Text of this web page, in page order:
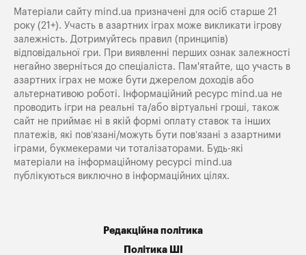
Матеріали сайту mind.ua призначені для осіб старше 21
року (21+). Участь в азартних іграх може викликати ігрову
залежність. Дотримуйтесь правил (принципів)
відповідальної гри. При виявленні перших ознак залежності
негайно зверніться до спеціаліста. Пам'ятайте, що участь в
азартних іграх не може бути джерелом доходів або
альтернативою роботі. Інформаційний ресурс mind.ua не
проводить ігри на реальні та/або віртуальні гроші, також
сайт не приймає ні в якій формі оплату ставок та інших
платежів, які пов’язані/можуть бути пов’язані з азартними
іграми, букмекерами чи тоталізаторами. Будь-які
матеріали на інформаційному ресурсі mind.ua
публікуються виключно в інформаційних цілях.
Редакційна політика
Політика ШІ